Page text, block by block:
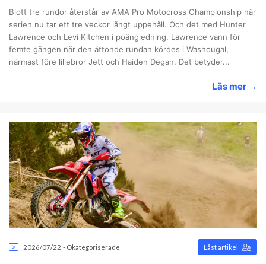
Blott tre rundor återstår av AMA Pro Motocross Championship när
serien nu tar ett tre veckor långt uppehåll. Och det med Hunter
Lawrence och Levi Kitchen i poängledning. Lawrence vann för
femte gången när den åttonde rundan kördes i Washougal,
närmast före lillebror Jett och Haiden Degan. Det betyder...
Läs mer →
2026/07/22 - Okategoriserade Låst artikel